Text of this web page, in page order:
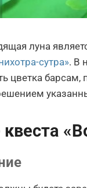
луна
сутра». В
цветка